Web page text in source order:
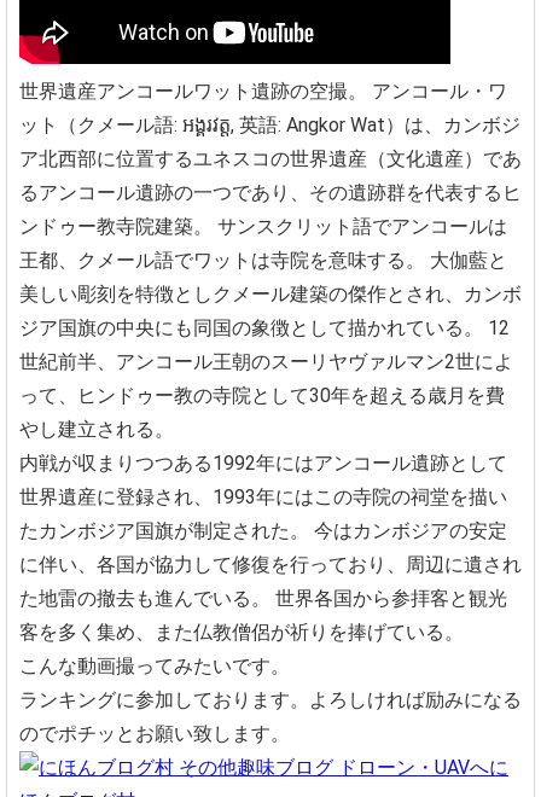
世界遺産アンコールワット遺跡の空撮。
アンコール・ワ
ット（クメール語: អង្គរវត្ត, 英語: Angkor Wat）は、カンボジ
ア北西部に位置するユネスコの世界遺産（文化遺産）であ
るアンコール遺跡の一つであり、その遺跡群を代表するヒ
ンドゥー教寺院建築。
サンスクリット語でアンコールは
王都、クメール語でワットは寺院を意味する。
大伽藍と
美しい彫刻を特徴としクメール建築の傑作とされ、カンボ
ジア国旗の中央にも同国の象徴として描かれている。
12
世紀前半、アンコール王朝のスーリヤヴァルマン2世によ
って、ヒンドゥー教の寺院として30年を超える歳月を費
やし建立される。
内戦が収まりつつある1992年にはアンコール遺跡として
世界遺産に登録され、1993年にはこの寺院の祠堂を描い
たカンボジア国旗が制定された。
今はカンボジアの安定
に伴い、各国が協力して修復を行っており、周辺に遺され
た地雷の撤去も進んでいる。
世界各国から参拝客と観光
客を多く集め、また仏教僧侶が祈りを捧げている。
こんな動画撮ってみたいです。
ランキングに参加しております。よろしければ励みになる
のでポチッとお願い致します。
に